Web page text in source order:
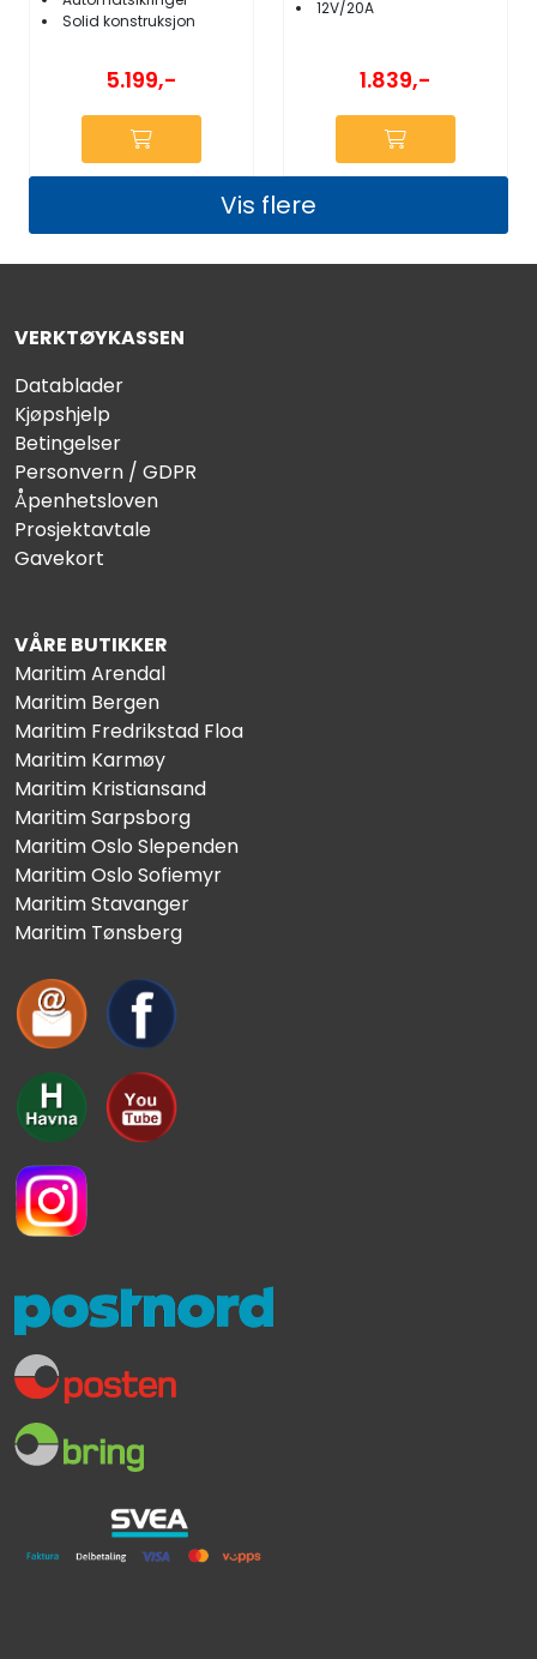
Solid konstruksjon
5.199,-
12V/20A
1.839,-
Vis flere
VERKTØYKASSEN
Datablader
Kjøpshjelp
Betingelser
Personvern / GDPR
Åpenhetsloven
Prosjektavtale
Gavekort
VÅRE BUTIKKER
Maritim Arendal
Maritim Bergen
Maritim Fredrikstad Floa
Maritim Karmøy
Maritim Kristiansand
Maritim Sarpsborg
Maritim Oslo Slependen
Maritim Oslo Sofiemyr
Maritim Stavanger
Maritim Tønsberg